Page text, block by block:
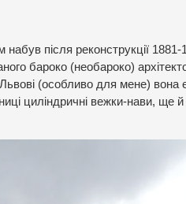
набув після реконструкції
бароко (необароко)
(особливо для мене)
циліндричні вежки-нави, ще